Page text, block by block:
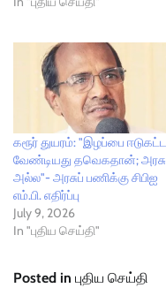
கரூர் துயரம்: "இழப்பை ஈடுகட்ட
வேண்டியது தவெகதான்; அரசு
அல்ல"- அரசுப் பணிக்கு சிபிஐ
எம்.பி. எதிர்ப்பு
July 9, 2026
In "புதிய செய்தி"
Posted in புதிய செய்தி